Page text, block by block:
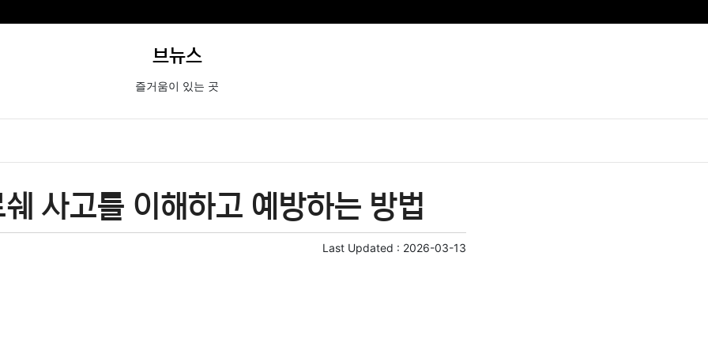
브뉴스
즐거움이 있는 곳
사고를 이해하고 예방하는 방법
Last Updated : 2026-03-13